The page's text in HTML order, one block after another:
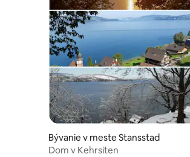
Bývanie v meste Stansstad
Dom v Kehrsiten